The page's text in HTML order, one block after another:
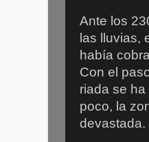
Ante los
las lluvias,
había
Con el
riada se
poco, la
devastada.